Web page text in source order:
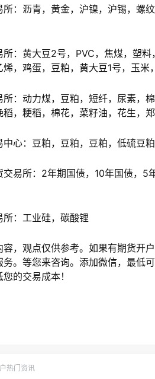
沥青，黄金，沪镍，沪锡，螺纹
黄大豆2号，PVC，焦煤，塑料
，鸡蛋，豆粕，黄大豆1号，玉米
动力煤，豆粕，短纤，尿素，棉
，粳稻，棉花，菜籽油，花生，
心：豆粕，豆粕，豆粕，低硫豆粕
所：2年期国债，10年国债，5
：工业硅，碳酸锂
观点仅供参考。如果有期货开户
务。等您来咨询。添加微信，最低
的交易成本！
热门资讯